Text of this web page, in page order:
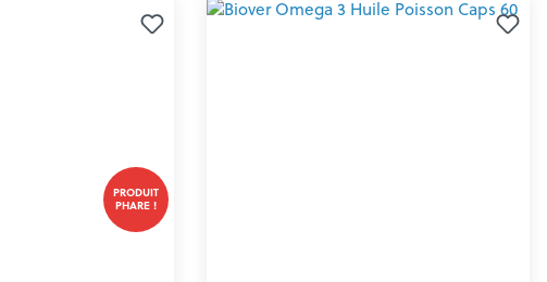
PRODUIT
PHARE !